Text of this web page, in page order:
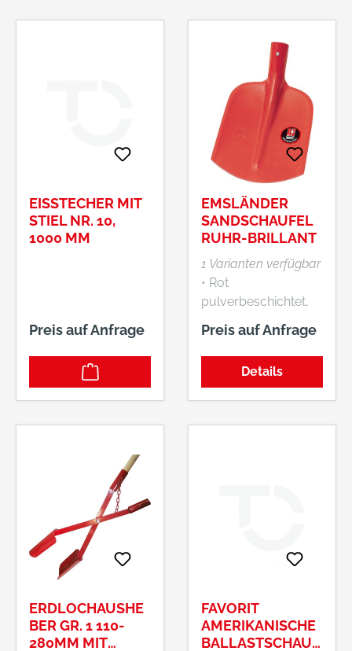
EISSTECHER MIT
STIEL NR. 10,
1000 MM
Preis auf Anfrage
EMSLÄNDER
SANDSCHAUFEL
RUHR-BRILLANT
1 Varianten verfügbar
• Rot
pulverbeschichtet,
spezialgehärtet
Lieferung: Ohne Stiel
Preis auf Anfrage
Details
ERDLOCHAUSHE
BER GR. 1 110-
280MM MIT
FAVORIT
AMERIKANISCHE
BALLASTSCHAUF